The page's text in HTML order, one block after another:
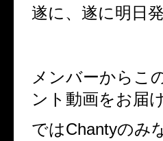
遂に、遂に明日
メンバーからこ
ント動画をお届
ではChantyのみ